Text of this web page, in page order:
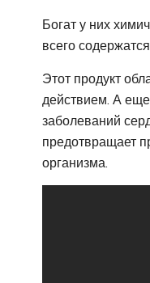
Богат у них
всего
Этот продукт
действием. А
заболеваний
предотвращает
организма.